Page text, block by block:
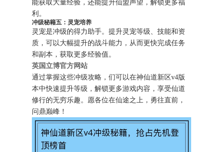
能获取大量经验，还能提升仙盟声望，解锁更多福
利。
冲级秘籍五：灵宠培养
灵宠是冲级的得力助手。提升灵宠等级、技能和资
质，可以大幅提升的战斗能力，从而更快完成任务
和副本，获取更多经验值。
英国立博官方网站
通过掌握这些冲级攻略，们可以在神仙道新区v4版
本中快速提升等级，解锁更多游戏内容，享受仙道
修行的无穷乐趣。愿各位在仙途之上，勇往直前，
问鼎巅峰！